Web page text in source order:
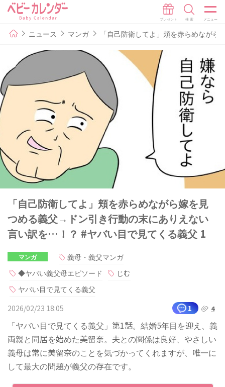
ニュース マンガ 「自己防衛してよ」頬を赤らめなが
「自己防衛してよ」頬を赤らめながら嫁を見
つめる義父→ドン引き行動の末にありえない
言い訳を…！？ #ヤバい目で見てくる義父 1
マンガ
義母・義父マンガ
◆ヤバい義父母エピソード
じむ
ヤバい目で見てくる義父
2026/02/23 18:05
1 4
「ヤバい目で見てくる義父」第1話。結婚5年目を迎え、義
両親と同居を始めた美留奈。夫との関係は良好、やさしい
義母は常に美留奈のことを気づかってくれますが、唯一に
して最大の問題が義父の存在です。